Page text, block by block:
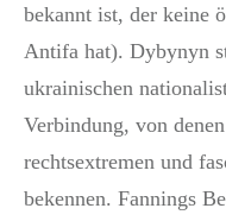
bekannt ist, der keine
Antifa hat). Dybynyn
ukrainischen
Verbindung, von
rechtsextremen und
bekennen. Fannings